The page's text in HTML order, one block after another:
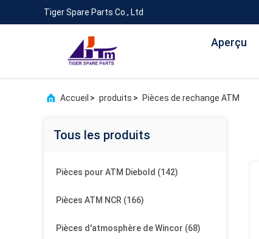
Tiger Spare Parts Co., Ltd
Aperçu
Accueil > produits > Pièces de rechange ATM
Tous les produits
Pièces pour ATM Diebold (142)
Pièces ATM NCR (166)
Pièces d'atmosphère de Wincor (68)